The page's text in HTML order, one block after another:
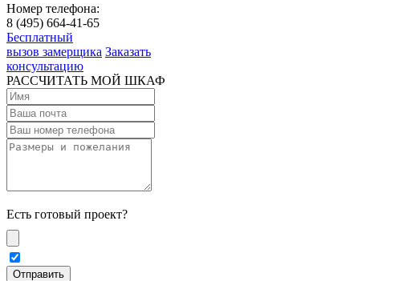
Номер телефона:
8 (495) 664-41-65
Бесплатный
вызов замерщика Заказать
консультацию
РАССЧИТАТЬ МОЙ ШКАФ
Есть готовый проект?